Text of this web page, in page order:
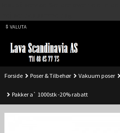
VALUTA
Forside Poser & Tilbehør Vakuum poser
Pakker a` 1000stk -20% rabatt